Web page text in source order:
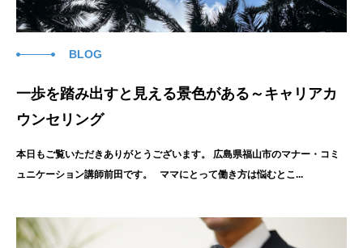
BLOG
一歩を踏み出すと見える景色がある～キャリアカ
ウンセリング
本日もご覧いただきありがとうございます。 広島県福山市のマナー・コミ
ュニケーション講師前田です。 ママにとって働き方は悩むとこ...